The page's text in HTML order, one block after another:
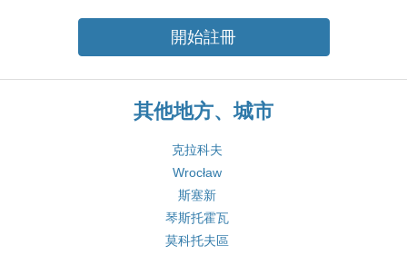
開始註冊
其他地方、城市
克拉科夫
Wrocław
斯塞新
琴斯托霍瓦
莫科托夫區